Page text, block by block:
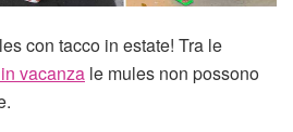
con tacco in estate! Tra le
vacanza le mules non possono